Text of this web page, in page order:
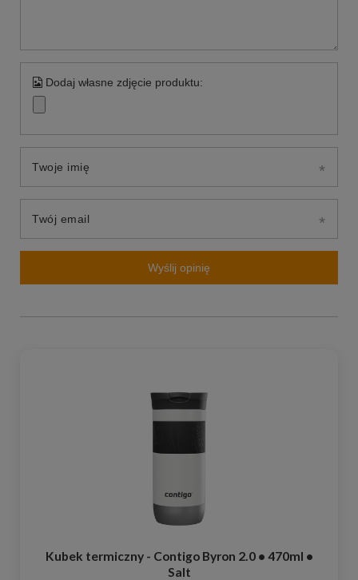
Dodaj własne zdjęcie produktu:
Twoje imię
Twój email
Wyślij opinię
Kubek termiczny - Contigo Byron 2.0 • 470ml •
Salt